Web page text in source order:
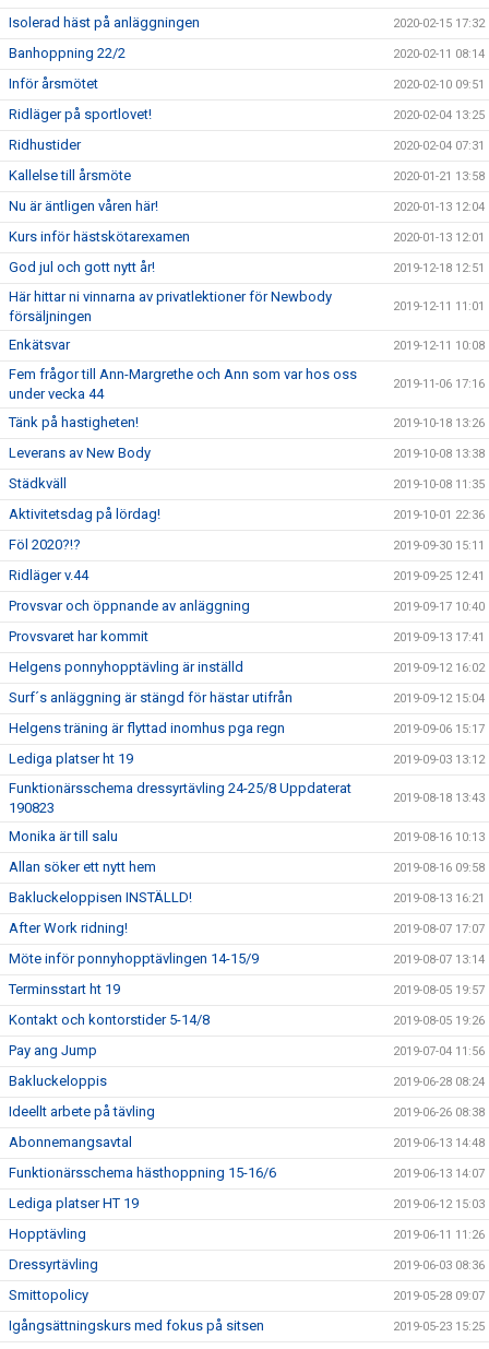
Isolerad häst på anläggningen 2020-02-15 17:32
Banhoppning 22/2 2020-02-11 08:14
Inför årsmötet 2020-02-10 09:51
Ridläger på sportlovet! 2020-02-04 13:25
Ridhustider 2020-02-04 07:31
Kallelse till årsmöte 2020-01-21 13:58
Nu är äntligen våren här! 2020-01-13 12:04
Kurs inför hästskötarexamen 2020-01-13 12:01
God jul och gott nytt år! 2019-12-18 12:51
Här hittar ni vinnarna av privatlektioner för Newbody
försäljningen
2019-12-11 11:01
Enkätsvar 2019-12-11 10:08
Fem frågor till Ann-Margrethe och Ann som var hos oss
under vecka 44
2019-11-06 17:16
Tänk på hastigheten! 2019-10-18 13:26
Leverans av New Body 2019-10-08 13:38
Städkväll 2019-10-08 11:35
Aktivitetsdag på lördag! 2019-10-01 22:36
Föl 2020?!? 2019-09-30 15:11
Ridläger v.44 2019-09-25 12:41
Provsvar och öppnande av anläggning 2019-09-17 10:40
Provsvaret har kommit 2019-09-13 17:41
Helgens ponnyhopptävling är inställd 2019-09-12 16:02
Surf´s anläggning är stängd för hästar utifrån 2019-09-12 15:04
Helgens träning är flyttad inomhus pga regn 2019-09-06 15:17
Lediga platser ht 19 2019-09-03 13:12
Funktionärsschema dressyrtävling 24-25/8 Uppdaterat
190823
2019-08-18 13:43
Monika är till salu 2019-08-16 10:13
Allan söker ett nytt hem 2019-08-16 09:58
Bakluckeloppisen INSTÄLLD! 2019-08-13 16:21
After Work ridning! 2019-08-07 17:07
Möte inför ponnyhopptävlingen 14-15/9 2019-08-07 13:14
Terminsstart ht 19 2019-08-05 19:57
Kontakt och kontorstider 5-14/8 2019-08-05 19:26
Pay ang Jump 2019-07-04 11:56
Bakluckeloppis 2019-06-28 08:24
Ideellt arbete på tävling 2019-06-26 08:38
Abonnemangsavtal 2019-06-13 14:48
Funktionärsschema hästhoppning 15-16/6 2019-06-13 14:07
Lediga platser HT 19 2019-06-12 15:03
Hopptävling 2019-06-11 11:26
Dressyrtävling 2019-06-03 08:36
Smittopolicy 2019-05-28 09:07
Igångsättningskurs med fokus på sitsen 2019-05-23 15:25